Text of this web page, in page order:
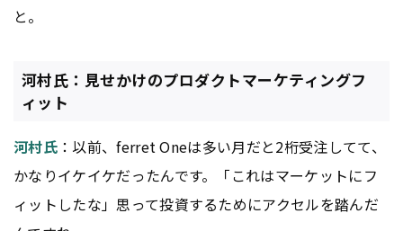
と。
河村氏：見せかけのプロダクトマーケティングフ
ィット
河村氏：以前、ferret Oneは多い月だと2桁受注してて、
かなりイケイケだったんです。「これはマーケットにフ
ィットしたな」思って投資するためにアクセルを踏んだ